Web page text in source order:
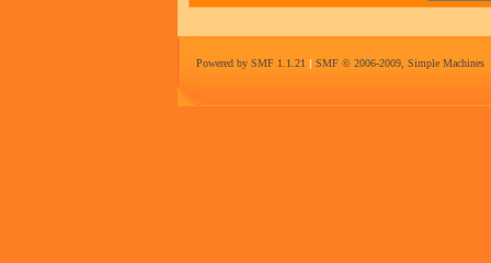
Powered by SMF 1.1.21 | SMF © 2006-2009, Simple Machines